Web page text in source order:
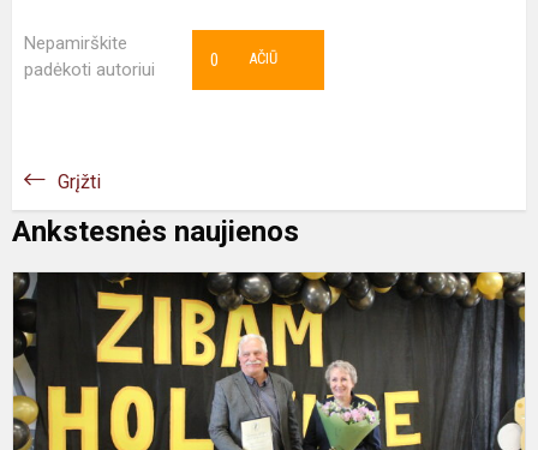
Nepamirškite
padėkoti autoriui
AČIŪ
0
Grįžti
Ankstesnės naujienos